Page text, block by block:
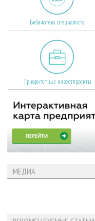
Библиотека специалиста
Приоритетные инвестпроекты
МЕДИА